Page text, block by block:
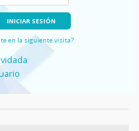
en la siguiente visita?